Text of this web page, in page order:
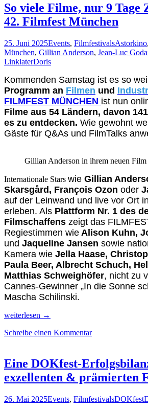
der
Friedenspreis
für
herausragende
Filme!
So viele Filme, nur 9 Tage
42. Filmfest München
25. Juni 2025Events, FilmfestivalsAstorkino,
München, Gillian Anderson, Jean-Luc
LinklaterDoris
Kommenden Samstag ist es so
Programm an Filmen und
FILMFEST MÜNCHEN ist nun
Filme aus 54 Ländern, davon
es zu entdecken. Wie gewohnt
Gäste für Q&As und FilmTalks
Gillian Anderson in ihrem neuen
Internationale Stars wie Gillian
Skarsgård, François Ozon oder
auf der Leinwand und live vor Ort
erleben. Als Plattform Nr. 1 des
Filmschaffens zeigt das
Regiestimmen wie Alison Kuhn,
und Jaqueline Jansen sowie
Kamera wie Jella Haase,
Paula Beer, Albrecht Schuch,
Matthias Schweighöfer, nicht zu
Cannes-Gewinner „In die Sonne
Mascha Schilinski.
So
Filme,
Tage
Zeit
auf
42.
weiterlesen →
Schreibe einen Kommentar
Eine DOKfest-
exzellenten & prämierten
26. Mai 2025Events, FilmfestivalsDOKfest